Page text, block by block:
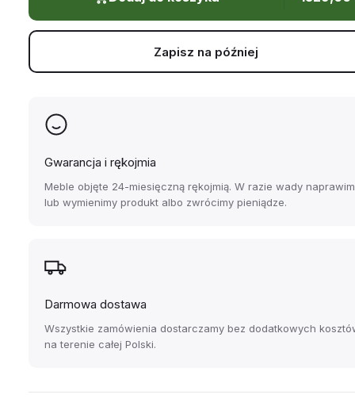
Zapisz na później
Gwarancja i rękojmia
Meble objęte 24-miesięczną rękojmią. W razie wady
lub wymienimy produkt albo zwrócimy pieniądze.
Darmowa dostawa
Wszystkie zamówienia dostarczamy bez dodatkowych
na terenie całej Polski.